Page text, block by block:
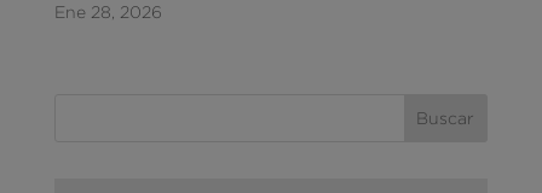
Ene 28, 2026